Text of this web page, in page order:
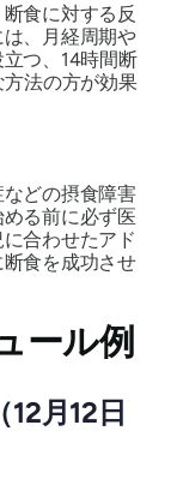
食に対する反
、月経周期や
つ、14時間断
法の方が効果
どの摂食障害
る前に必ず医
合わせたアド
食を成功させ
ール例
月12日